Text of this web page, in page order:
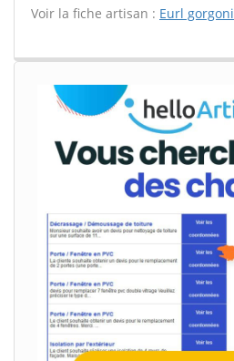
Voir la fiche artisan : Eurl gorgoni